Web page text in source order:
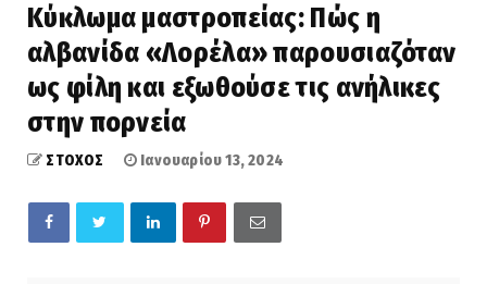
Κύκλωμα μαστροπείας: Πώς η
αλβανίδα «Λορέλα» παρουσιαζόταν
ως φίλη και εξωθούσε τις ανήλικες
στην πορνεία
ΣΤΟΧΟΣ Ιανουαρίου 13, 2024